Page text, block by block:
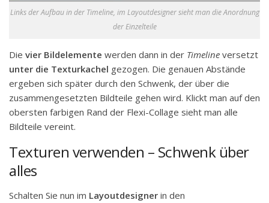
Links der Aufbau in der Timeline, im Layoutdesigner sieht man die Anordnung
der Einzelteile
Die vier Bildelemente werden dann in der Timeline versetzt
unter die Texturkachel gezogen. Die genauen Abstände
ergeben sich später durch den Schwenk, der über die
zusammengesetzten Bildteile gehen wird. Klickt man auf den
obersten farbigen Rand der Flexi-Collage sieht man alle
Bildteile vereint.
Texturen verwenden – Schwenk über
alles
Schalten Sie nun im Layoutdesigner in den